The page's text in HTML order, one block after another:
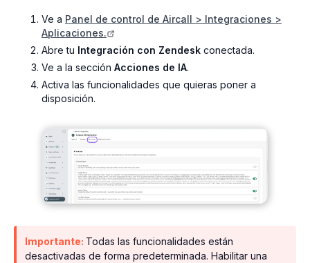
Ve a Panel de control de Aircall > Integraciones >
Aplicaciones.
Abre tu Integración con Zendesk conectada.
Ve a la sección Acciones de IA.
Activa las funcionalidades que quieras poner a
disposición.
Importante: Todas las funcionalidades están
desactivadas de forma predeterminada. Habilitar una